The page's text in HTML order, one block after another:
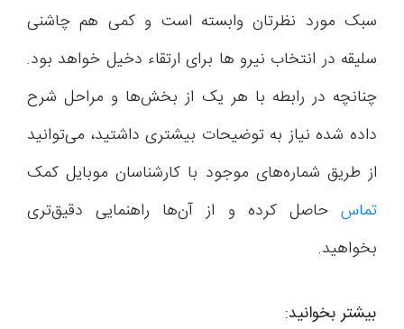
سبک مورد نظرتان وابسته است و کمی هم چاشنی
سلیقه در انتخاب نیرو ها برای ارتقاء دخیل خواهد بود.
چنانچه در رابطه با هر یک از بخش‌ها و مراحل شرح
داده شده نیاز به توضیحات بیشتری داشتید، می‌توانید
از طریق شماره‌های موجود با کارشناسان موبایل کمک
تماس حاصل کرده و از آن‌ها راهنمایی دقیق‌تری
بخواهید.
بیشتر بخوانید: